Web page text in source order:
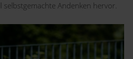
selbstgemachte Andenken hervor.